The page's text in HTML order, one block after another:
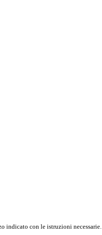
indicato con le istruzioni necessarie.